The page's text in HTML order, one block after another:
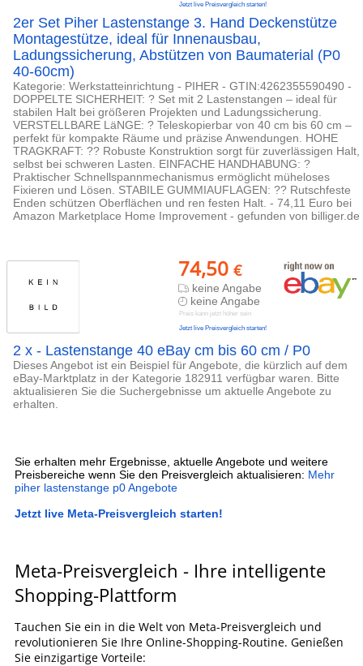
Jetzt live Preisvergleich starten!
2er Set Piher Lastenstange 3. Hand Deckenstütze
Montagestütze, ideal für Innenausbau,
Ladungssicherung, Abstützen von Baumaterial (P0
40-60cm)
Kategorie: Werkstatteinrichtung - PIHER - GTIN:4262355590490 -
DOPPELTE SICHERHEIT: ? Set mit 2 Lastenstangen – ideal für
stabilen Halt bei größeren Projekten und Ladungssicherung.
VERSTELLBARE LäNGE: ? Teleskopierbar von 40 cm bis 60 cm –
perfekt für kompakte Räume und präzise Anwendungen. HOHE
TRAGKRAFT: ?? Robuste Konstruktion sorgt für zuverlässigen Halt,
selbst bei schweren Lasten. EINFACHE HANDHABUNG: ?
Praktischer Schnellspannmechanismus ermöglicht müheloses
Fixieren und Lösen. STABILE GUMMIAUFLAGEN: ?? Rutschfeste
Enden schützen Oberflächen und ren festen Halt. - 74,11 Euro bei
Amazon Marketplace Home Improvement - gefunden von billiger.de
74,50 €
keine Angabe
keine Angabe
Preis kann jetzt höher sein
Jetzt live Preisvergleich starten!
2 x - Lastenstange 40 eBay cm bis 60 cm / P0
Dieses Angebot ist ein Beispiel für Angebote, die kürzlich auf dem
eBay-Marktplatz in der Kategorie 182911 verfügbar waren. Bitte
aktualisieren Sie die Suchergebnisse um aktuelle Angebote zu
erhalten.
Sie erhalten mehr Ergebnisse, aktuelle Angebote und weitere
Preisbereiche wenn Sie den Preisvergleich aktualisieren: Mehr
piher lastenstange p0 Angebote
Jetzt live Meta-Preisvergleich starten!
Meta-Preisvergleich - Ihre intelligente
Shopping-Plattform
Tauchen Sie ein in die Welt von Meta-Preisvergleich und
revolutionieren Sie Ihre Online-Shopping-Routine. Genießen
Sie einzigartige Vorteile: